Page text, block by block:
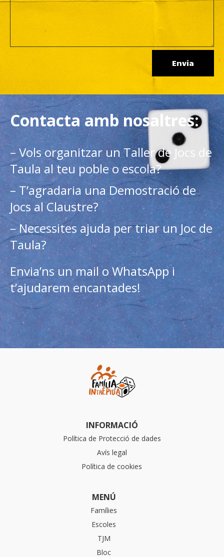
Envia
Contacta amb nosaltres:
– Vols organitzar un Taller de Jocs de
Taula al teu poble o escola?
– T’agradaria una Demostració de
Jocs al Claustre?
– Necessites ajuda per triar un Joc de
Taula?
Envia’ns un mail o WhatsApp i
t’ajudarem encantades!
INFORMACIÓ
Política de Protecció de dades
Avís legal
Política de cookies
MENÚ
Famílies
Escoles
TJM
Bloc